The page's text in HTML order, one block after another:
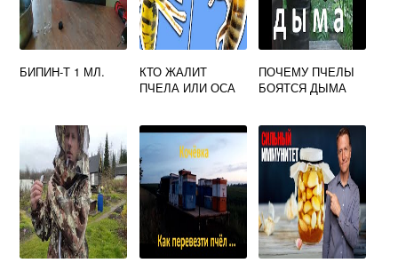
БИПИН-Т 1 МЛ.
КТО ЖАЛИТ
ПЧЕЛА ИЛИ ОСА
ПОЧЕМУ ПЧЕЛЫ
БОЯТСЯ ДЫМА